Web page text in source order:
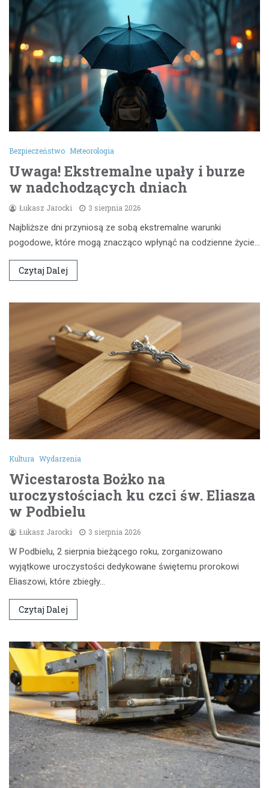
Bezpieczeństwo Meteorologia
Uwaga! Ekstremalne upały i burze
w nadchodzących dniach
Łukasz Jarocki 3 sierpnia 2026
Najbliższe dni przyniosą ze sobą ekstremalne warunki
pogodowe, które mogą znacząco wpłynąć na codzienne życie…
Czytaj Dalej
Kultura Wydarzenia
Wicestarosta Bożko na
uroczystościach ku czci św. Eliasza
w Podbielu
Łukasz Jarocki 3 sierpnia 2026
W Podbielu, 2 sierpnia bieżącego roku, zorganizowano
wyjątkowe uroczystości dedykowane świętemu prorokowi
Eliaszowi, które zbiegły…
Czytaj Dalej